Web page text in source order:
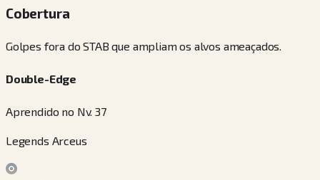
Cobertura
Golpes fora do STAB que ampliam os alvos ameaçados.
Double-Edge
Aprendido no Nv. 37
Legends Arceus